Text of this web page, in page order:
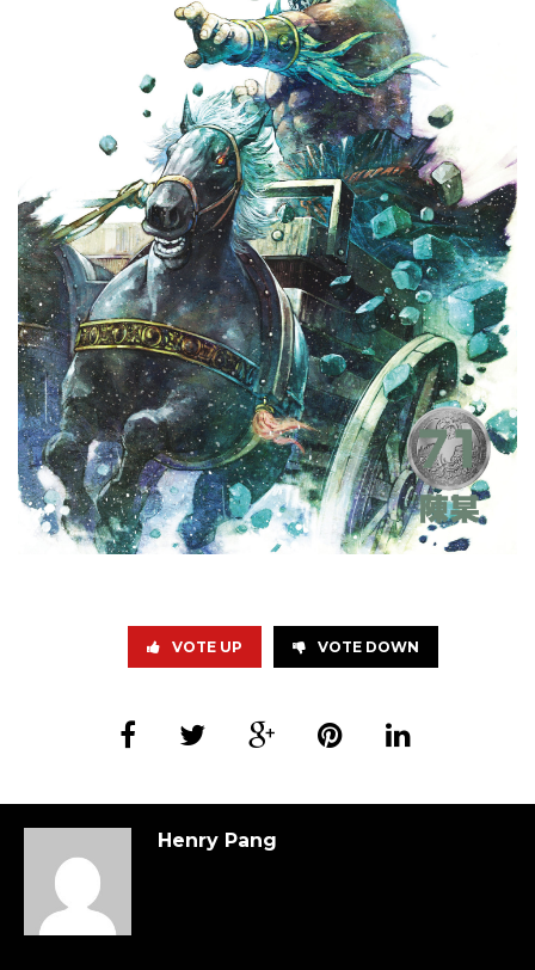
VOTE UP VOTE DOWN
Henry Pang